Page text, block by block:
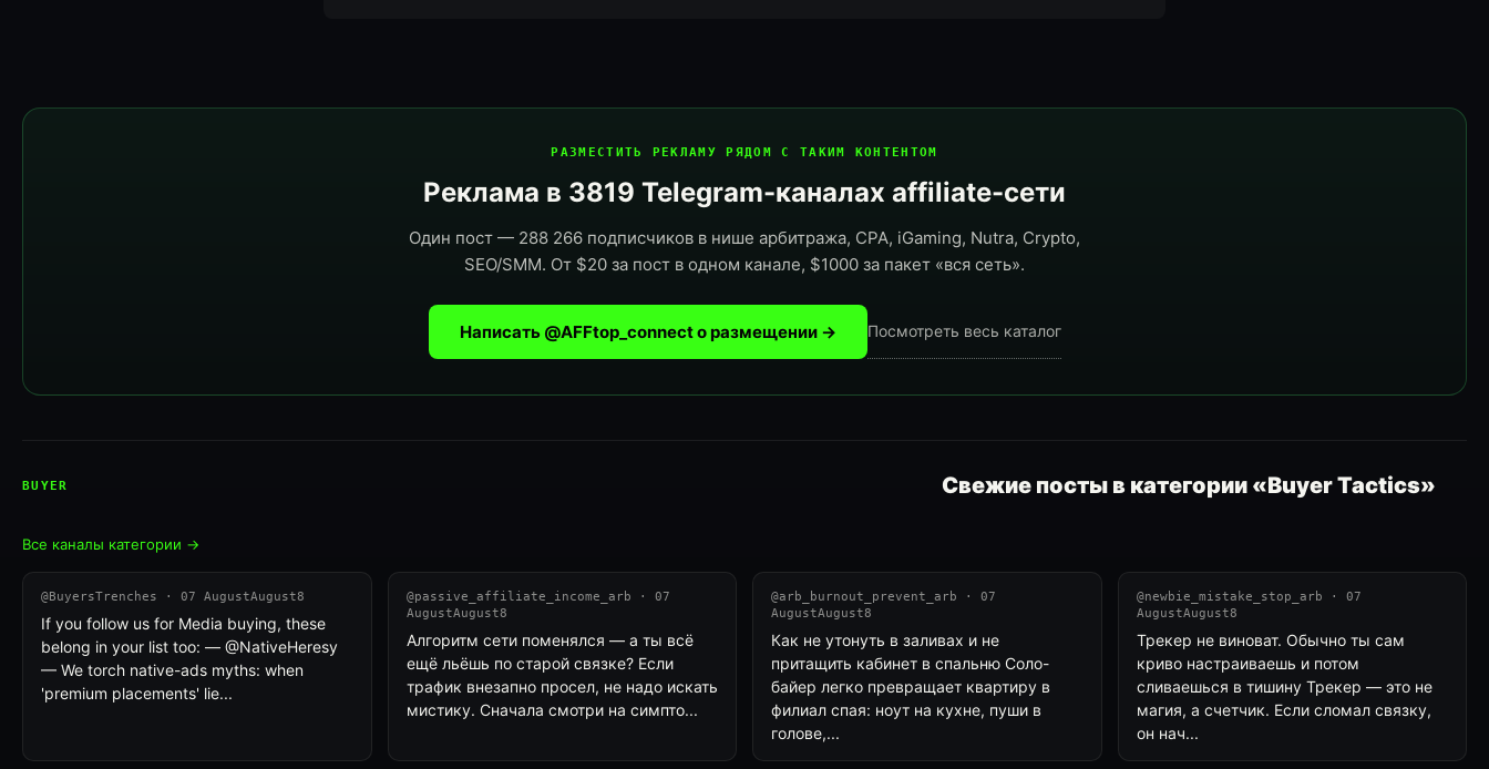
РАЗМЕСТИТЬ РЕКЛАМУ РЯДОМ С ТАКИМ КОНТЕНТОМ
Реклама в 3819 Telegram-каналах affiliate-сети
Один пост — 288 266 подписчиков в нише арбитража, CPA, iGaming, Nutra, Crypto,
SEO/SMM. От $20 за пост в одном канале, $1000 за пакет «вся сеть».
Написать @AFFtop_connect о размещении → Посмотреть весь каталог
BUYER Свежие посты в категории «Buyer Tactics»
Все каналы категории →
@BuyersTrenches · 07 AugustAugust8
If you follow us for Media buying, these
belong in your list too: — @NativeHeresy
— We torch native-ads myths: when
'premium placements' lie...
@passive_affiliate_income_arb · 07
AugustAugust8
Алгоритм сети поменялся — а ты всё
ещё льёшь по старой связке? Если
трафик внезапно просел, не надо искать
мистику. Сначала смотри на симпто...
@arb_burnout_prevent_arb · 07
AugustAugust8
Как не утонуть в заливах и не
притащить кабинет в спальню Соло-
байер легко превращает квартиру в
филиал спая: ноут на кухне, пуши в
голове,...
@newbie_mistake_stop_arb · 07
AugustAugust8
Трекер не виноват. Обычно ты сам
криво настраиваешь и потом
сливаешься в тишину Трекер — это не
магия, а счетчик. Если сломал связку,
он нач...